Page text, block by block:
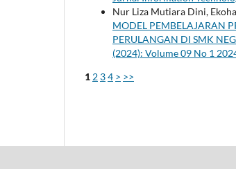
Nur Liza Mutiara Dini,
MODEL PEMBELAJARAN
PERULANGAN DI SMK
(2024): Volume 09 No 1
1 2 34 > >>